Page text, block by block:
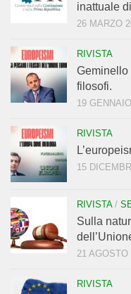
inattuale
26 MARZO
RIVISTA
Geminello
filosofi.
19
RIVISTA
15
RIVISTA/
Sulla
21 AGOSTO
RIVISTA